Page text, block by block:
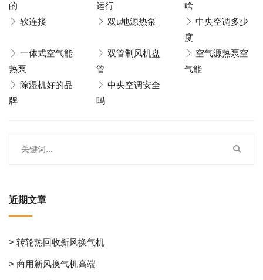
的
运行
啥
软连接
双u地源热泵
中央空调多少
度
一体式空气能
热泵
双管制风机盘
管
空气源热泵空
气能
除湿机好的品
牌
中央空调安全
吗
近期文章
> 转轮热回收新风换气机
> 商用新风换气机高端